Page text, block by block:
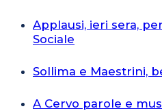
Applausi, ieri sera,
Sociale
Sollima e Maestrini,
A Cervo parole e